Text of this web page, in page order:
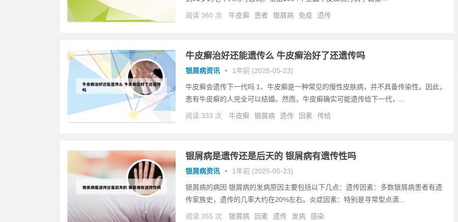
阅读 360 次 牛皮癣 患者 银屑病 免疫 遗传
牛皮癣治好还能遗传么 牛皮癣治好了还遗传吗
银屑病资讯 • 1年前 (2025-05-23)
牛皮癣会遗传下一代吗 1、牛皮癣是一种常见的慢性皮肤病，并不具备传染性。因此，
患有牛皮癣的人完全可以结婚。然而，牛皮癣确实可能遗传给下一代，...
阅读 333 次 牛皮癣 银屑病 遗传 因素 传给
银屑病是遗传还是后天的 银屑病有遗传性吗
银屑病资讯 • 1年前 (2025-05-23)
银屑病的病因 银屑病的发病原因主要包括以下几点：遗传因素：多数银屑病患者有遗
传家族史，遗传的几率大约在20%左右。炎症因素：特别是寻常型点滴...
阅读 355 次 银屑病 因素 遗传 发病 感染